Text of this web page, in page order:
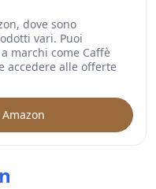
dove sono
vari. Puoi
marchi come Caffè
accedere alle offerte